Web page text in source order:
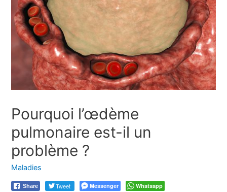
Pourquoi l’œdème
pulmonaire est-il un
problème ?
Maladies
Share Tweet Messenger Whatsapp